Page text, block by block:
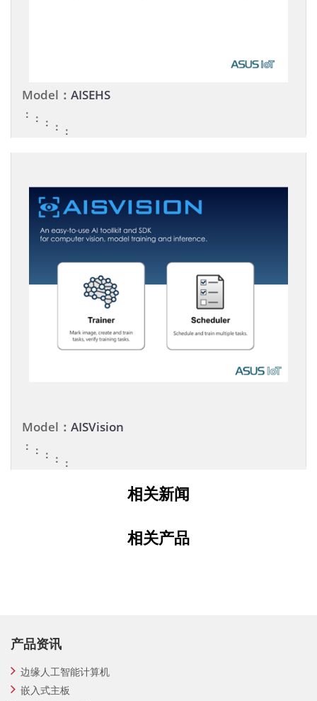
Model： AISEHS
： ： ： ： ：
Model： AISVision
： ： ： ： ：
相关新闻
相关产品
产品资讯
边缘人工智能计算机
嵌入式主板